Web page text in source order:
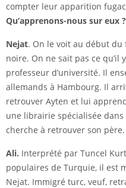
compter leur apparition
Qu’apprenons-nous sur eux ?
Nejat. On le voit au début
noire. On ne sait pas ce qu’il
professeur d’université. Il
allemands à Hambourg. Il
retrouver Ayten et lui
une librairie spécialisée
cherche à retrouver son père.
Ali. Interprété par Tuncel
populaires de Turquie, il est
Nejat. Immigré turc, veuf,